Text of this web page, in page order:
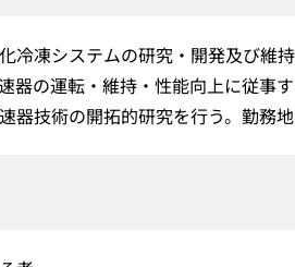
冷凍システムの研究・開発及び維
器の運転・維持・性能向上に従事
器技術の開拓的研究を行う。勤務